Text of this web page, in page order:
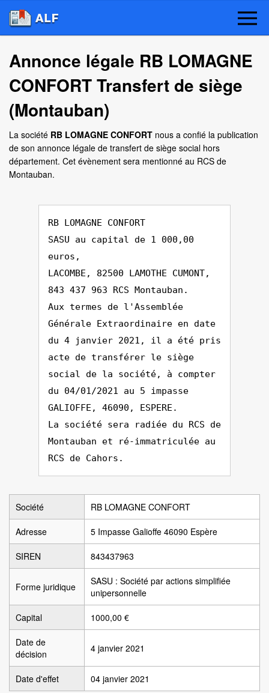
Annonce légale RB LOMAGNE
CONFORT Transfert de siège
(Montauban)
La société RB LOMAGNE CONFORT nous a confié la publication
de son annonce légale de transfert de siège social hors
département. Cet évènement sera mentionné au RCS de
Montauban.
RB LOMAGNE CONFORT
SASU au capital de 1 000,00
euros,
LACOMBE, 82500 LAMOTHE CUMONT,
843 437 963 RCS Montauban.
Aux termes de l'Assemblée
Générale Extraordinaire en date
du 4 janvier 2021, il a été pris
acte de transférer le siège
social de la société, à compter
du 04/01/2021 au 5 impasse
GALIOFFE, 46090, ESPERE.
La société sera radiée du RCS de
Montauban et ré-immatriculée au
RCS de Cahors.
Société RB LOMAGNE CONFORT
Adresse 5 Impasse Galioffe 46090 Espère
SIREN 843437963
Forme juridique
SASU : Société par actions simplifiée
unipersonnelle
Capital 1000,00 €
Date de
décision
4 janvier 2021
Date d'effet 04 janvier 2021